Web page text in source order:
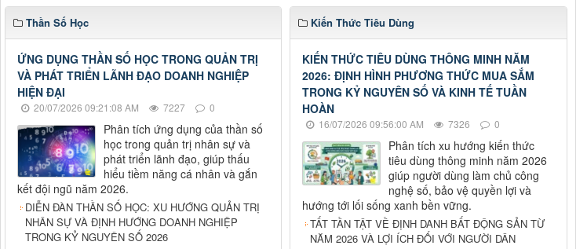
Thần Số Học
ỨNG DỤNG THẦN SỐ HỌC TRONG QUẢN TRỊ
VÀ PHÁT TRIỂN LÃNH ĐẠO DOANH NGHIỆP
HIỆN ĐẠI
20/07/2026 09:21:08 AM 7227 0
Phân tích ứng dụng của thần số
học trong quản trị nhân sự và
phát triển lãnh đạo, giúp thấu
hiểu tiềm năng cá nhân và gắn
kết đội ngũ năm 2026.
DIỄN ĐÀN THẦN SỐ HỌC: XU HƯỚNG QUẢN TRỊ
NHÂN SỰ VÀ ĐỊNH HƯỚNG DOANH NGHIỆP
TRONG KỶ NGUYÊN SỐ 2026
Kiến Thức Tiêu Dùng
KIẾN THỨC TIÊU DÙNG THÔNG MINH NĂM
2026: ĐỊNH HÌNH PHƯƠNG THỨC MUA SẮM
TRONG KỶ NGUYÊN SỐ VÀ KINH TẾ TUẦN
HOÀN
16/07/2026 09:56:00 AM 7326 0
Phân tích xu hướng kiến thức
tiêu dùng thông minh năm 2026
giúp người dùng làm chủ công
nghệ số, bảo vệ quyền lợi và
hướng tới lối sống xanh bền vững.
TẤT TẦN TẬT VỀ ĐỊNH DANH BẤT ĐỘNG SẢN TỪ
NĂM 2026 VÀ LỢI ÍCH ĐỐI VỚI NGƯỜI DÂN